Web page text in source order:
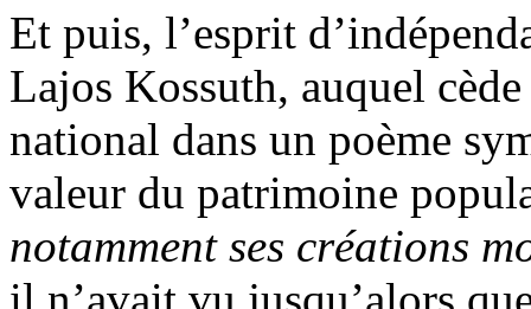
Et puis, l’esprit
Lajos Kossuth, auquel
national dans un poème
valeur du patrimoine
notamment ses créations